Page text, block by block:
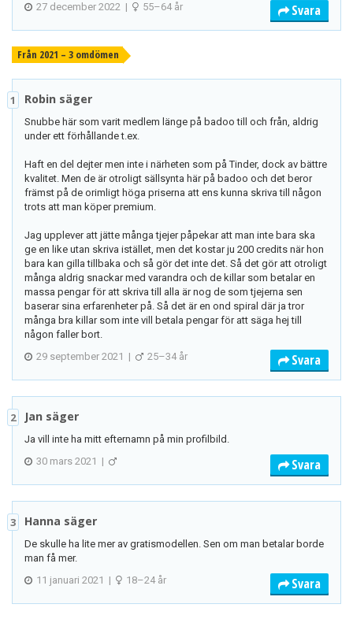
27 december 2022 | 55–64 år Svara
Från 2021 – 3 omdömen
1 Robin säger
Snubbe här som varit medlem länge på badoo till och från, aldrig
under ett förhållande t.ex.
Haft en del dejter men inte i närheten som på Tinder, dock av bättre
kvalitet. Men de är otroligt sällsynta här på badoo och det beror
främst på de orimligt höga priserna att ens kunna skriva till någon
trots att man köper premium.
Jag upplever att jätte många tjejer påpekar att man inte bara ska
ge en like utan skriva istället, men det kostar ju 200 credits när hon
bara kan gilla tillbaka och så gör det inte det. Så det gör att otroligt
många aldrig snackar med varandra och de killar som betalar en
massa pengar för att skriva till alla är nog de som tjejerna sen
baserar sina erfarenheter på. Så det är en ond spiral där ja tror
många bra killar som inte vill betala pengar för att säga hej till
någon faller bort.
29 september 2021 | 25–34 år Svara
2 Jan säger
Ja vill inte ha mitt efternamn på min profilbild.
30 mars 2021 | Svara
3 Hanna säger
De skulle ha lite mer av gratismodellen. Sen om man betalar borde
man få mer.
11 januari 2021 | 18–24 år Svara